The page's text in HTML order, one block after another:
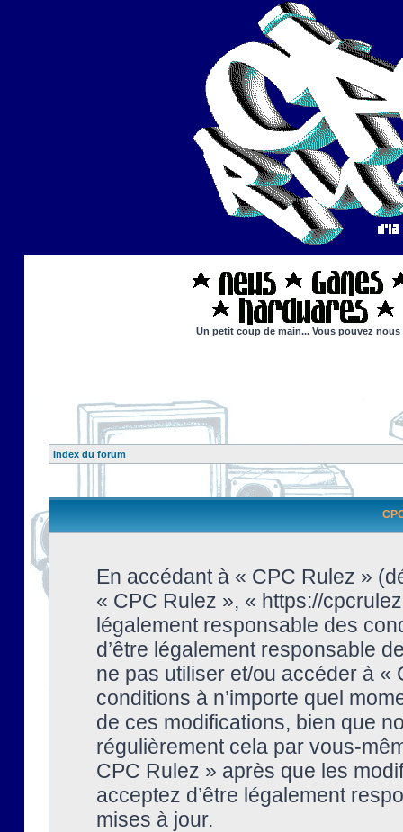
Un petit coup de main... Vous pouvez
Index du forum
En accédant à « CPC Rulez »
« CPC Rulez », « https://
légalement responsable des
d’être légalement responsable
ne pas utiliser et/ou accéder à
conditions à n’importe quel
de ces modifications, bien que
régulièrement cela par vous-
CPC Rulez » après que les
acceptez d’être légalement
mises à jour.